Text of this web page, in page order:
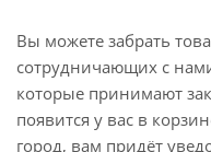
Вы можете забрать
сотрудничающих с
которые принимают
появится у вас в
город, вам придёт